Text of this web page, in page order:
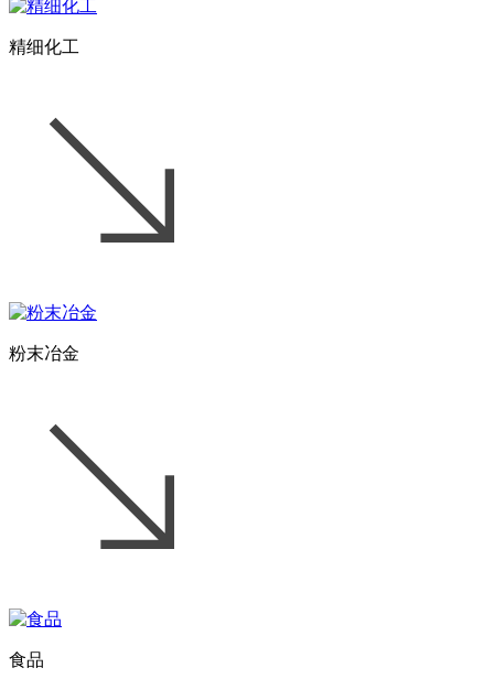
精细化工
粉末冶金
食品